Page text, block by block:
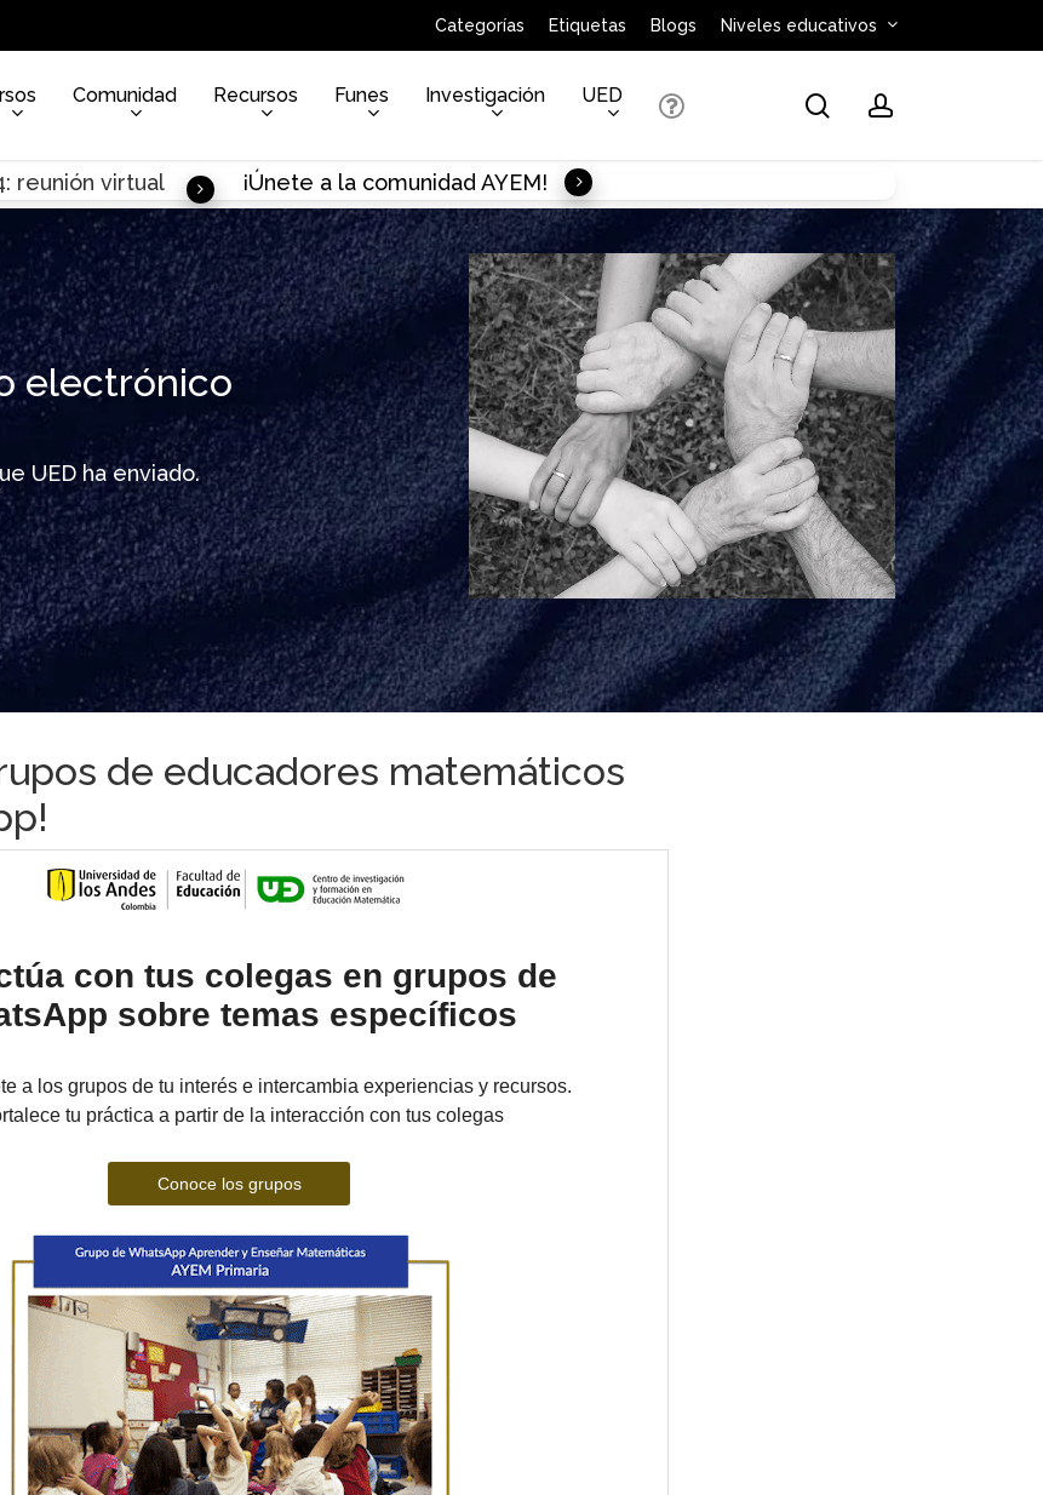
Categorías Etiquetas Blogs Niveles educativos
Comunidad Recursos Funes Investigación UED searchaccount
reunión virtual ¡Únete a la comunidad AYEM!
electrónico
UED ha enviado.
de educadores matemáticos